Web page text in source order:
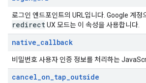
로그인 엔드포인트의 URL입니다. Google 계정
redirectUX 모드는 이 속성을 사용합니다.
native_callback
비밀번호 사용자 인증 정보를 처리하는
cancel_on_tap_outside